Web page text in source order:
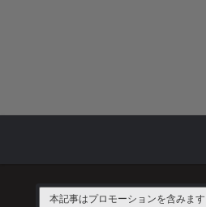
本記事はプロモーションを含みます